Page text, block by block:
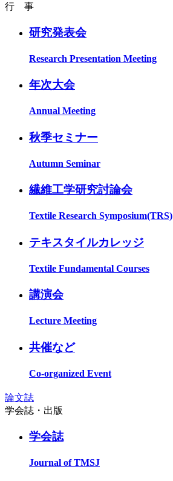
行 事
研究発表会
Research Presentation Meeting
年次大会
Annual Meeting
秋季セミナー
Autumn Seminar
繊維工学研究討論会
Textile Research Symposium(TRS)
テキスタイルカレッジ
Textile Fundamental Courses
講演会
Lecture Meeting
共催など
Co-organized Event
論文誌
学会誌・出版
学会誌
Journal of TMSJ